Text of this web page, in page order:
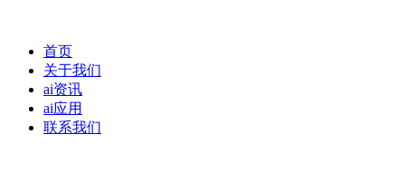
首页
关于我们
ai资讯
ai应用
联系我们